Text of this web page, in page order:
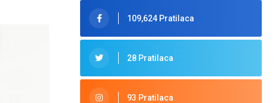
109,624 Pratilaca
28 Pratilaca
93 Pratilaca